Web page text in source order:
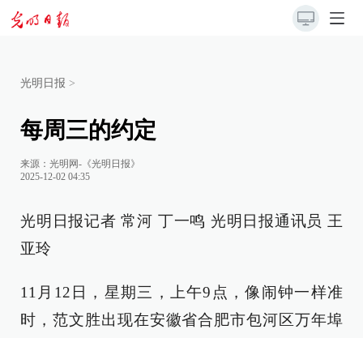
光明日报 >
每周三的约定
来源： 光明网-《光明日报》
2025-12-02 04:35
光明日报记者 常河 丁一鸣 光明日报通讯员 王
亚玲
11月12日，星期三，上午9点，像闹钟一样准
时，范文胜出现在安徽省合肥市包河区万年埠